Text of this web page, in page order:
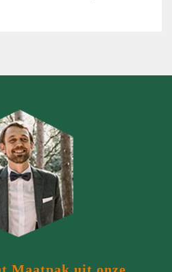
Maatpak uit onze